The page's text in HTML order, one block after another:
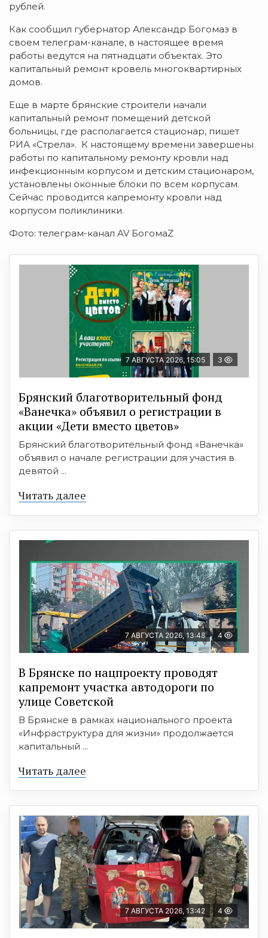
рублей.
Как сообщил губернатор Александр Богомаз в
своем телеграм-канале, в настоящее время
работы ведутся на пятнадцати объектах. Это
капитальный ремонт кровель многоквартирных
домов.
Еще в марте брянские строители начали
капитальный ремонт помещений детской
больницы, где располагается стационар, пишет
РИА «Стрела». К настоящему времени завершены
работы по капитальному ремонту кровли над
инфекционным корпусом и детским стационаром,
установлены оконные блоки по всем корпусам.
Сейчас проводится капремонту кровли над
корпусом поликлиники.
Фото: телеграм-канал AV БогомаZ
7 АВГУСТА 2026, 15:05 3
Брянский благотворительный фонд
«Ванечка» объявил о регистрации в
акции «Дети вместо цветов»
Брянский благотворительный фонд «Ванечка»
объявил о начале регистрации для участия в
девятой ...
Читать далее
7 АВГУСТА 2026, 13:48 4
В Брянске по нацпроекту проводят
капремонт участка автодороги по
улице Советской
В Брянске в рамках национального проекта
«Инфраструктура для жизни» продолжается
капитальный ...
Читать далее
7 АВГУСТА 2026, 13:42 4